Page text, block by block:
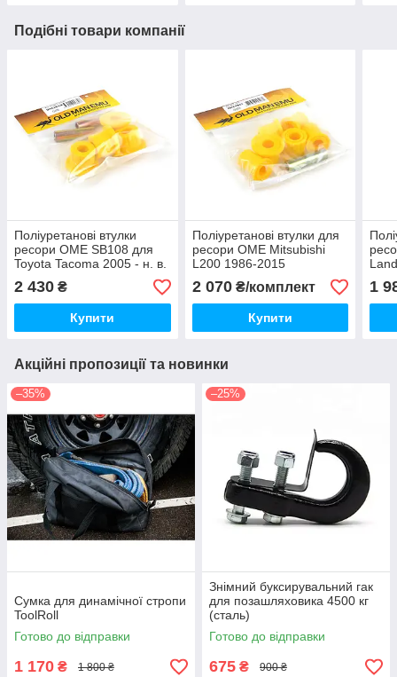
Подібні товари компанії
Поліуретанові втулки
ресори OME SB108 для
Toyota Tacoma 2005 - н. в.
2 430 ₴
Купити
Поліуретанові втулки для
ресори OME Mitsubishi
L200 1986-2015
2 070₴/комплект
Купити
1
Акційні пропозиції та новинки
–35%
Сумка для динамічної стропи
ToolRoll
Готово до відправки
1 170 ₴ 1 800 ₴
–25%
Знімний буксирувальний гак
для позашляховика 4500 кг
(сталь)
Готово до відправки
675 ₴ 900 ₴